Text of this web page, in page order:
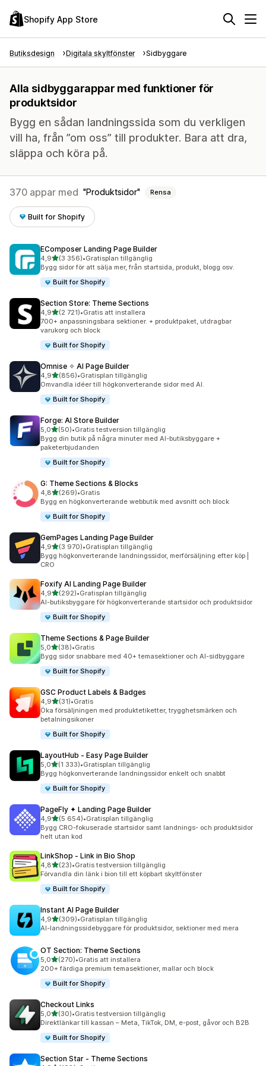
Shopify App Store
Butiksdesign Digitala skyltfönster Sidbyggare
Alla sidbyggarappar med funktioner för
produktsidor
Bygg en sådan landningssida som du verkligen
vill ha, från ”om oss” till produkter. Bara att dra,
släppa och köra på.
370 appar med Produktsidor Rensa
Built for Shopify
EComposer Landing Page Builder
4,9av 5 stjärnor
(3 356)
3356 recensioner totalt
•Gratisplan tillgänglig
Bygg sidor för att sälja mer, från startsida, produkt, blogg osv.
Built for Shopify
Section Store: Theme Sections
4,9av 5 stjärnor
(2 721)
2721 recensioner totalt
•Gratis att installera
700+ anpassningsbara sektioner. + produktpaket, utdragbar
varukorg och block
Built for Shopify
Omnise ✧ AI Page Builder
4,9av 5 stjärnor
(856)
856 recensioner totalt
•Gratisplan tillgänglig
Omvandla idéer till högkonverterande sidor med AI.
Built for Shopify
Forge: AI Store Builder
5,0av 5 stjärnor
(50)
50 recensioner totalt
•Gratis testversion tillgänglig
Bygg din butik på några minuter med AI-butiksbyggare +
paketerbjudanden
Built for Shopify
G: Theme Sections & Blocks
4,8av 5 stjärnor
(269)
269 recensioner totalt
•Gratis
Bygg en högkonverterande webbutik med avsnitt och block
Built for Shopify
GemPages Landing Page Builder
4,9av 5 stjärnor
(3 970)
3970 recensioner totalt
•Gratisplan tillgänglig
Bygg högkonverterande landningssidor, merförsäljning efter köp |
CRO
Foxify AI Landing Page Builder
4,9av 5 stjärnor
(292)
292 recensioner totalt
•Gratisplan tillgänglig
AI-butiksbyggare för högkonverterande startsidor och produktsidor
Built for Shopify
Theme Sections & Page Builder
5,0av 5 stjärnor
(38)
38 recensioner totalt
•Gratis
Bygg sidor snabbare med 40+ temasektioner och AI-sidbyggare
Built for Shopify
GSC Product Labels & Badges
4,9av 5 stjärnor
(31)
31 recensioner totalt
•Gratis
Öka försäljningen med produktetiketter, trygghetsmärken och
betalningsikoner
Built for Shopify
LayoutHub ‑ Easy Page Builder
5,0av 5 stjärnor
(1 333)
1333 recensioner totalt
•Gratisplan tillgänglig
Bygg högkonverterande landningssidor enkelt och snabbt
Built for Shopify
PageFly ✦ Landing Page Builder
4,9av 5 stjärnor
(5 654)
5654 recensioner totalt
•Gratisplan tillgänglig
Bygg CRO-fokuserade startsidor samt landnings- och produktsidor
helt utan kod
LinkShop ‑ Link in Bio Shop
4,8av 5 stjärnor
(23)
23 recensioner totalt
•Gratis testversion tillgänglig
Förvandla din länk i bion till ett köpbart skyltfönster
Built for Shopify
Instant AI Page Builder
4,9av 5 stjärnor
(309)
309 recensioner totalt
•Gratisplan tillgänglig
AI-landningssidebyggare för produktsidor, sektioner med mera
OT Section: Theme Sections
5,0av 5 stjärnor
(270)
270 recensioner totalt
•Gratis att installera
200+ färdiga premium temasektioner, mallar och block
Built for Shopify
Checkout Links
5,0av 5 stjärnor
(30)
30 recensioner totalt
•Gratis testversion tillgänglig
Direktlänkar till kassan – Meta, TikTok, DM, e-post, gåvor och B2B
Built for Shopify
Section Star ‑ Theme Sections